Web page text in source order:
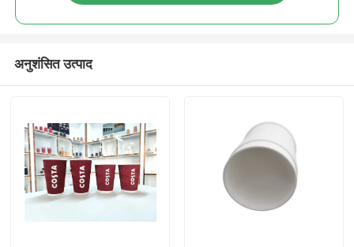
अनुशंसित उत्पाद